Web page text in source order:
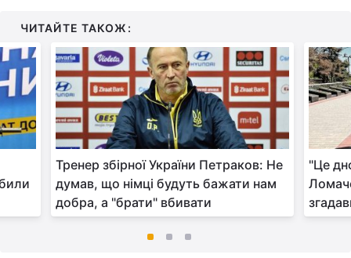
ЧИТАЙТЕ ТАКОЖ:
Тренер збірної України Петраков: Не
думав, що німці будуть бажати нам
добра, а "брати" вбивати
"Це